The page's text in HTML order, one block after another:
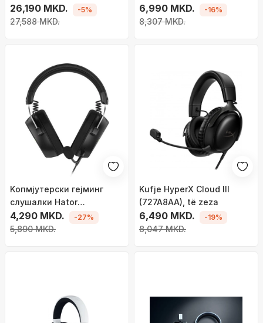
слушалки, глушец G Pro X
Superlight 2, црн
26,190 MKD.
27,588 MKD.
-5%
Wireless, без кабел,
Блутут, црни
6,990 MKD.
8,307 MKD.
-16%
Kопмјутерски гејминг
слушалки Hator
Hypergang 3, USB, со
микрофон, црни
4,290 MKD.
5,890 MKD.
-27%
Kufje HyperX Cloud III
(727A8AA), të zeza
6,490 MKD.
8,047 MKD.
-19%